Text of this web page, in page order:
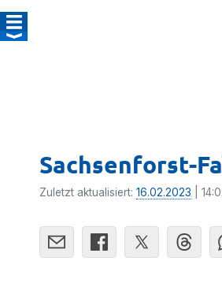
Sachsenforst-
Zuletzt aktualisiert: 16.02.2023 |